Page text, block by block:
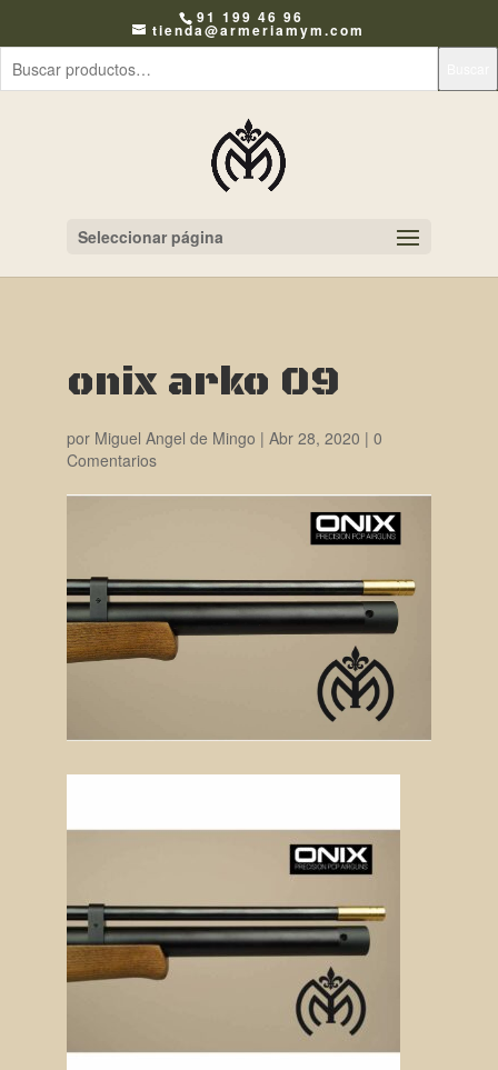
91 199 46 96
tienda@armeriamym.com
Seleccionar página
onix arko 09
por Miguel Angel de Mingo | Abr 28, 2020 | 0
Comentarios